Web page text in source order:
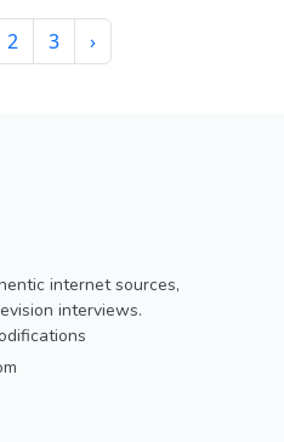
2 3 ›
internet sources,
interviews.